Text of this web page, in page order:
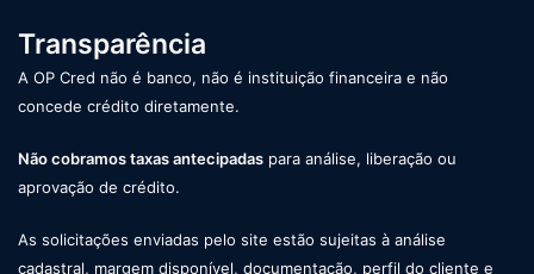
Transparência
A OP Cred não é banco, não é instituição financeira e não
concede crédito diretamente.
Não cobramos taxas antecipadas para análise, liberação ou
aprovação de crédito.
As solicitações enviadas pelo site estão sujeitas à análise
cadastral, margem disponível, documentação, perfil do cliente e